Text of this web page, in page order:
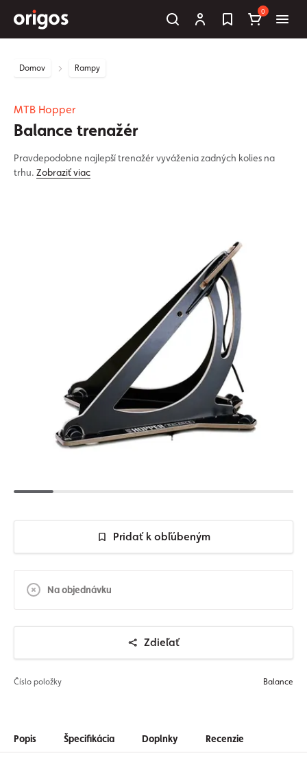
0
Domov Rampy
MTB Hopper
Balance trenažér
Pravdepodobne najlepší trenažér vyváženia zadných kolies na
trhu. Zobraziť viac
Pridať k obľúbeným
Na objednávku
Zdieľať
Číslo položky Balance
Popis Špecifikácia Doplnky Recenzie